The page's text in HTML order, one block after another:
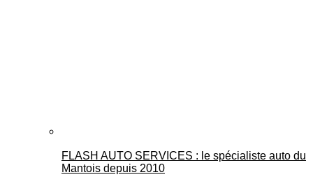
FLASH AUTO SERVICES : le spécialiste auto du
Mantois depuis 2010